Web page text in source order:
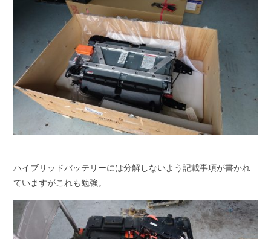
ハイブリッドバッテリーには分解しないよう記載事項が書かれ
ていますがこれも勉強。